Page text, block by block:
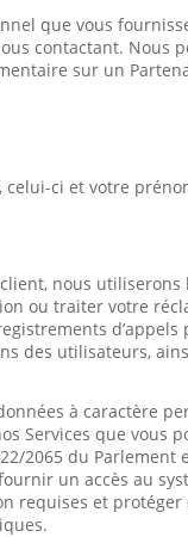
que vous
contactant. Nous
sur un
ci et votre
nous
ou traiter votre
des utilisateurs,
à caractère
Services que vous
2065 du
un accès au
requises et